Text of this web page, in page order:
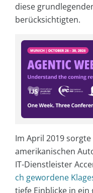
diese
berücksichtigten.
Im April 2019
amerikanischen
IT-Dienstleister
ch gewordene
tiefe Einblicke in